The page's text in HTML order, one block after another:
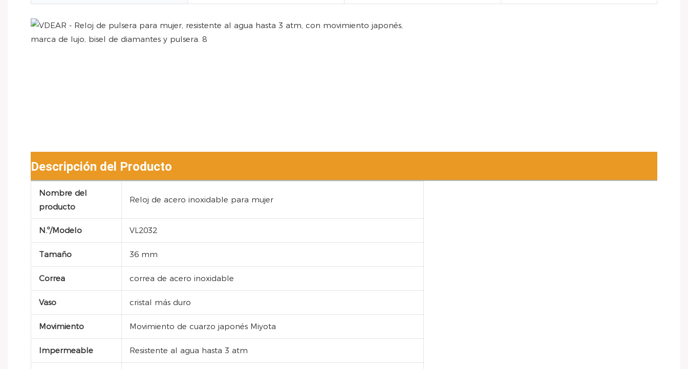
Descripción del Producto
Nombre del
producto
Reloj de acero inoxidable para mujer
N.º/Modelo VL2032
Tamaño 36 mm
Correa correa de acero inoxidable
Vaso cristal más duro
Movimiento Movimiento de cuarzo japonés Miyota
Impermeable Resistente al agua hasta 3 atm